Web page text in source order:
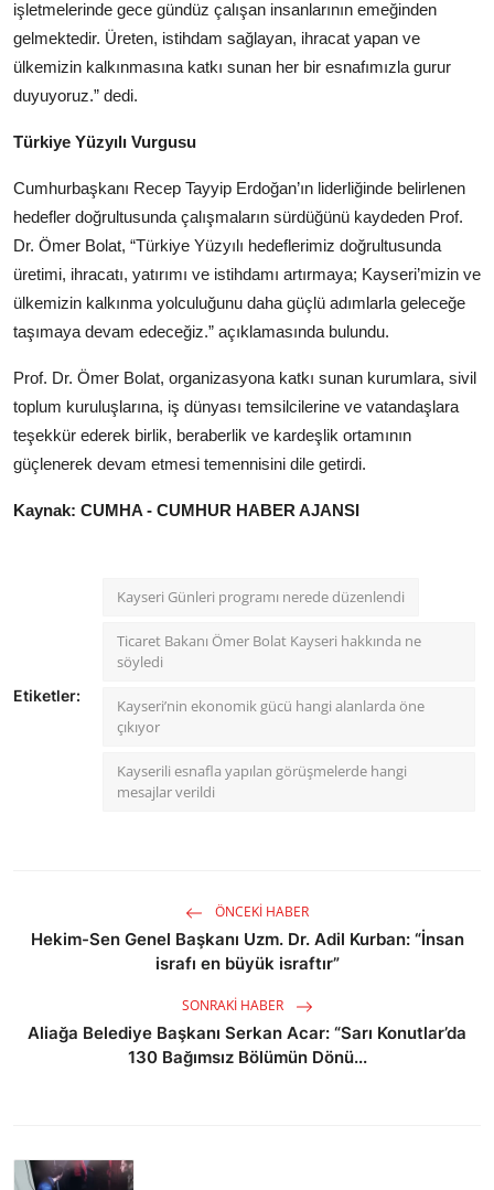
işletmelerinde gece gündüz çalışan insanlarının emeğinden
gelmektedir. Üreten, istihdam sağlayan, ihracat yapan ve
ülkemizin kalkınmasına katkı sunan her bir esnafımızla gurur
duyuyoruz.” dedi.
Türkiye Yüzyılı Vurgusu
Cumhurbaşkanı Recep Tayyip Erdoğan’ın liderliğinde belirlenen
hedefler doğrultusunda çalışmaların sürdüğünü kaydeden Prof.
Dr. Ömer Bolat, “Türkiye Yüzyılı hedeflerimiz doğrultusunda
üretimi, ihracatı, yatırımı ve istihdamı artırmaya; Kayseri’mizin ve
ülkemizin kalkınma yolculuğunu daha güçlü adımlarla geleceğe
taşımaya devam edeceğiz.” açıklamasında bulundu.
Prof. Dr. Ömer Bolat, organizasyona katkı sunan kurumlara, sivil
toplum kuruluşlarına, iş dünyası temsilcilerine ve vatandaşlara
teşekkür ederek birlik, beraberlik ve kardeşlik ortamının
güçlenerek devam etmesi temennisini dile getirdi.
Kaynak: CUMHA - CUMHUR HABER AJANSI
Etiketler:
Kayseri Günleri programı nerede düzenlendi
Ticaret Bakanı Ömer Bolat Kayseri hakkında ne
söyledi
Kayseri’nin ekonomik gücü hangi alanlarda öne
çıkıyor
Kayserili esnafla yapılan görüşmelerde hangi
mesajlar verildi
ÖNCEKI HABER
Hekim-Sen Genel Başkanı Uzm. Dr. Adil Kurban: “İnsan
israfı en büyük israftır”
SONRAKI HABER
Aliağa Belediye Başkanı Serkan Acar: “Sarı Konutlar’da
130 Bağımsız Bölümün Dönü...